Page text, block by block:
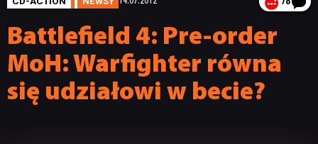
Battlefield 4: Pre-order
MoH: Warfighter równa
się udziałowi w becie?